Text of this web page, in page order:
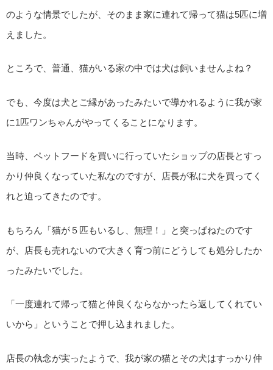
のような情景でしたが、そのまま家に連れて帰って猫は5匹に増
えました。
ところで、普通、猫がいる家の中では犬は飼いませんよね？
でも、今度は犬とご縁があったみたいで導かれるように我が家
に1匹ワンちゃんがやってくることになります。
当時、ペットフードを買いに行っていたショップの店長とすっ
かり仲良くなっていた私なのですが、店長が私に犬を買ってく
れと迫ってきたのです。
もちろん「猫が５匹もいるし、無理！」と突っぱねたのです
が、店長も売れないので大きく育つ前にどうしても処分したか
ったみたいでした。
「一度連れて帰って猫と仲良くならなかったら返してくれてい
いから」ということで押し込まれました。
店長の執念が実ったようで、我が家の猫とその犬はすっかり仲